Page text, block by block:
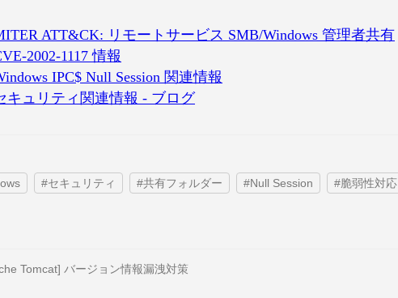
ATT&CK: リモートサービス SMB/Windows 管理者共有
2002-1117 情報
IPC$ Null Session 関連情報
キュリティ関連情報 - ブログ
#セキュリティ #共有フォルダー #Null Session #脆弱性対応
Tomcat] バージョン情報漏洩対策